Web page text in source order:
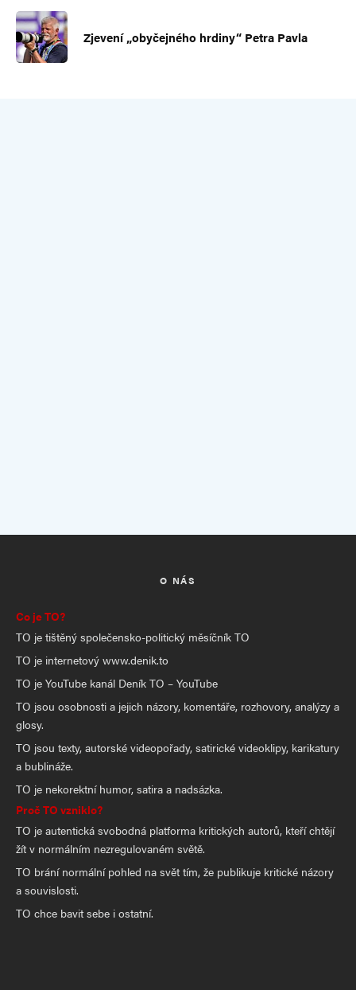
Zjevení „obyčejného hrdiny“ Petra Pavla
O NÁS
Co je TO?
TO je tištěný společensko-politický měsíčník TO
TO je internetový www.denik.to
TO je YouTube kanál Deník TO – YouTube
TO jsou osobnosti a jejich názory, komentáře, rozhovory, analýzy a
glosy.
TO jsou texty, autorské videopořady, satirické videoklipy, karikatury
a bublináže.
TO je nekorektní humor, satira a nadsázka.
Proč TO vzniklo?
TO je autentická svobodná platforma kritických autorů, kteří chtějí
žít v normálním nezregulovaném světě.
TO brání normální pohled na svět tím, že publikuje kritické názory
a souvislosti.
TO chce bavit sebe i ostatní.